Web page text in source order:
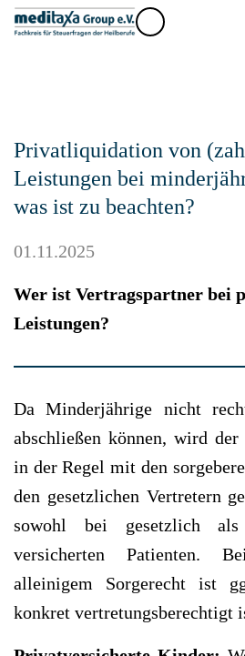
Privatliquidation von
Leistungen bei
was ist zu beachten?
01.11.2025
Wer ist Vertragspartner bei
Leistungen?
Da Minderjährige nicht
abschließen können, wird der
in der Regel mit den
den gesetzlichen Vertretern
sowohl bei gesetzlich
versicherten Patienten.
alleinigem Sorgerecht ist
konkret vertretungsberechtigt